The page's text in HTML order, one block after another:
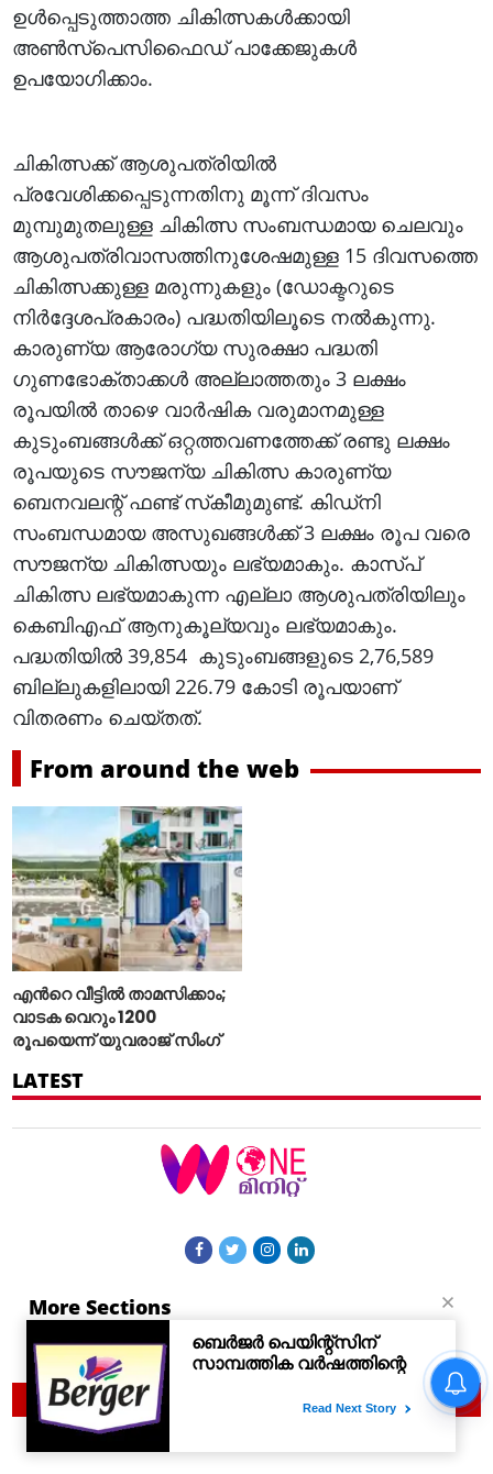
ഉൾപ്പെടുത്താത്ത ചികിത്സകൾക്കായി
അൺസ്പെസിഫൈഡ് പാക്കേജുകൾ
ഉപയോഗിക്കാം.
ചികിത്സക്ക് ആശുപത്രിയിൽ
പ്രവേശിക്കപ്പെടുന്നതിനു മൂന്ന് ദിവസം
മുമ്പുമുതലുള്ള ചികിത്സ സംബന്ധമായ ചെലവും
ആശുപത്രിവാസത്തിനുശേഷമുള്ള 15 ദിവസത്തെ
ചികിത്സക്കുള്ള മരുന്നുകളും (ഡോക്ടറുടെ
നിർദ്ദേശപ്രകാരം) പദ്ധതിയിലൂടെ നൽകുന്നു.
കാരുണ്യ ആരോഗ്യ സുരക്ഷാ പദ്ധതി
ഗുണഭോക്താക്കൾ അല്ലാത്തതും 3 ലക്ഷം
രൂപയിൽ താഴെ വാർഷിക വരുമാനമുള്ള
കുടുംബങ്ങൾക്ക് ഒറ്റത്തവണത്തേക്ക് രണ്ടു ലക്ഷം
രൂപയുടെ സൗജന്യ ചികിത്സ കാരുണ്യ
ബെനവലന്റ്‌ ഫണ്ട്‌ സ്‌കീമുമുണ്ട്‌. കിഡ്‌നി
സംബന്ധമായ അസുഖങ്ങൾക്ക് 3 ലക്ഷം രൂപ വരെ
സൗജന്യ ചികിത്സയും ലഭ്യമാകും. കാസ്‌പ്‌
ചികിത്സ ലഭ്യമാകുന്ന എല്ലാ ആശുപത്രിയിലും
കെബിഎഫ്‌ ആനുകൂല്യവും ലഭ്യമാകും.
പദ്ധതിയിൽ 39,854 കുടുംബങ്ങളുടെ 2,76,589
ബില്ലുകളിലായി 226.79 കോടി രൂപയാണ്‌
വിതരണം ചെയ്‌തത്‌.
From around the web
എന്‍റെ വീട്ടില്‍ താമസിക്കാം;
വാടക വെറും 1200
രൂപയെന്ന് യുവരാജ് സിംഗ്
LATEST
More Sections
Contact Us
© 2021 Woneminute